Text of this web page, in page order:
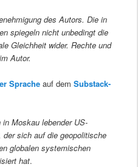
des Autors. Die in
spiegeln nicht unbedingt die
Gleichheit wider. Rechte und
Autor.
Spracheauf dem Substack-
Moskau lebender US-
sich auf die geopolitische
globalen systemischen
hat.